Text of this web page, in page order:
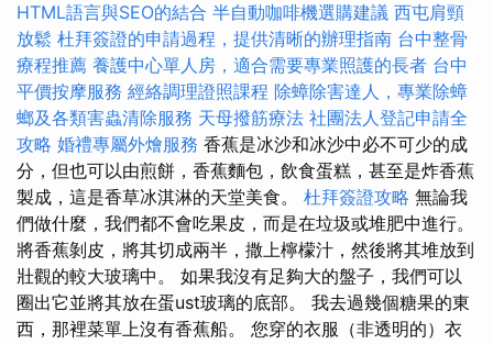
HTML語言與SEO的結合 半自動咖啡機選購建議 西屯肩頸
放鬆 杜拜簽證的申請過程，提供清晰的辦理指南 台中整骨
療程推薦 養護中心單人房，適合需要專業照護的長者 台中
平價按摩服務 經絡調理證照課程 除蟑除害達人，專業除蟑
螂及各類害蟲清除服務 天母撥筋療法 社團法人登記申請全
攻略 婚禮專屬外燴服務 香蕉是冰沙和冰沙中必不可少的成
分，但也可以由煎餅，香蕉麵包，飲食蛋糕，甚至是炸香蕉
製成，這是香草冰淇淋的天堂美食。 杜拜簽證攻略 無論我
們做什麼，我們都不會吃果皮，而是在垃圾或堆肥中進行。
將香蕉剝皮，將其切成兩半，撒上檸檬汁，然後將其堆放到
壯觀的較大玻璃中。 如果我沒有足夠大的盤子，我們可以
圈出它並將其放在蛋ust玻璃的底部。 我去過幾個糖果的東
西，那裡菜單上沒有香蕉船。 您穿的衣服（非透明的）衣